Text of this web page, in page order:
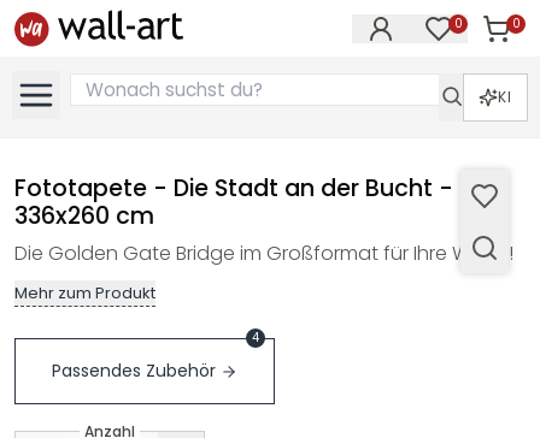
0 0
KI
Fototapete - Die Stadt an der Bucht -
336x260 cm
Die Golden Gate Bridge im Großformat für Ihre Wand!
Mehr zum Produkt
Passendes Zubehör
4
Anzahl